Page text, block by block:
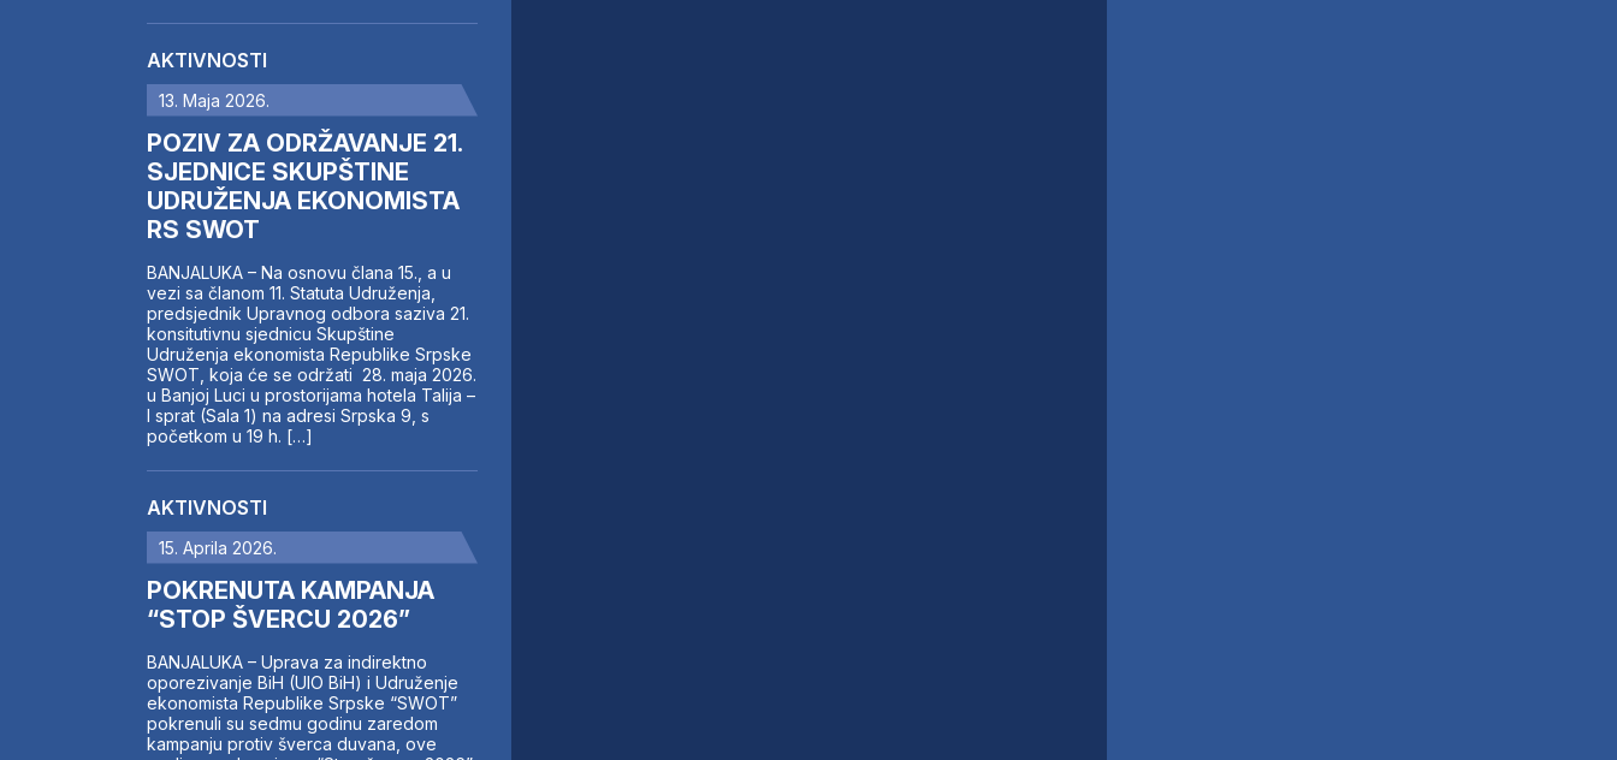
AKTIVNOSTI
13. Maja 2026.
POZIV ZA ODRŽAVANJE 21.
SJEDNICE SKUPŠTINE
UDRUŽENJA EKONOMISTA
RS SWOT
BANJALUKA – Na osnovu člana 15., a u
vezi sa članom 11. Statuta Udruženja,
predsjednik Upravnog odbora saziva 21.
konsitutivnu sjednicu Skupštine
Udruženja ekonomista Republike Srpske
SWOT, koja će se održati 28. maja 2026.
u Banjoj Luci u prostorijama hotela Talija –
I sprat (Sala 1) na adresi Srpska 9, s
početkom u 19 h. […]
AKTIVNOSTI
15. Aprila 2026.
POKRENUTA KAMPANJA
“STOP ŠVERCU 2026”
BANJALUKA – Uprava za indirektno
oporezivanje BiH (UIO BiH) i Udruženje
ekonomista Republike Srpske “SWOT”
pokrenuli su sedmu godinu zaredom
kampanju protiv šverca duvana, ove